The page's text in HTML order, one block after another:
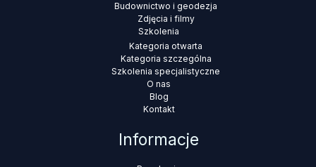
Budownictwo i geodezja
Zdjęcia i filmy
Szkolenia
Kategoria otwarta
Kategoria szczególna
Szkolenia specjalistyczne
O nas
Blog
Kontakt
Informacje